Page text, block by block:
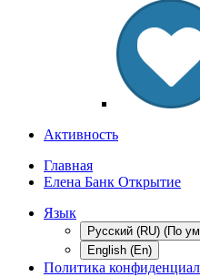
Активность
Главная
Елена Банк Открытие
Язык
Русский (RU) (По
English (En)
Политика